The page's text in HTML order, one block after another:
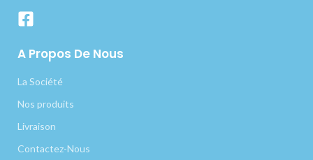
A Propos De Nous
La Société
Nos produits
Livraison
Contactez-Nous